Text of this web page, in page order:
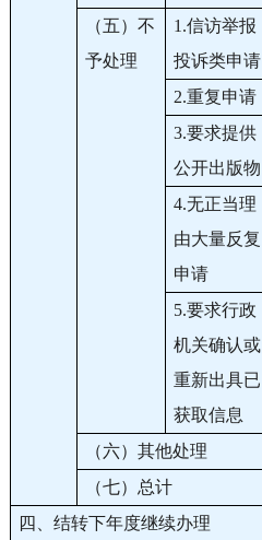
（五）不
予处理
1.信访举报
投诉类申请
2.重复申请
3.要求提供
公开出版物
4.无正当理
由大量反复
申请
5.要求行政
机关确认或
重新出具已
获取信息
（六）其他处理
（七）总计
四、结转下年度继续办理